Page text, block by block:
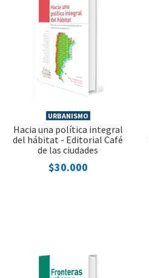
URBANISMO
Hacia una política integral
del hábitat - Editorial Café
de las ciudades
$30.000